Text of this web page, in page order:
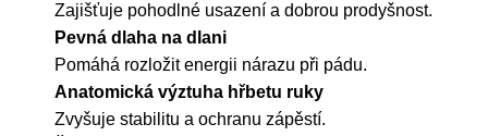
Zajišťuje pohodlné usazení a dobrou prodyšnost.
Pevná dlaha na dlani
Pomáhá rozložit energii nárazu při pádu.
Anatomická výztuha hřbetu ruky
Zvyšuje stabilitu a ochranu zápěstí.